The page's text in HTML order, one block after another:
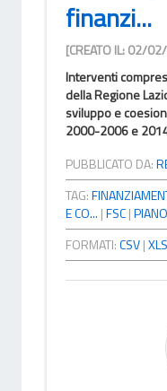
finanzi...
[CREATO IL: 02/
Interventi
della Regione
sviluppo e
2000-2006 e
PUBBLICATO DA:
TAG:
E CO... |FSC|
FORMATI:CSV|